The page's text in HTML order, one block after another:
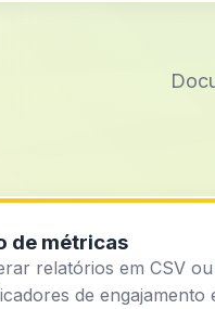
de métricas
relatórios em CSV ou
de engajamento